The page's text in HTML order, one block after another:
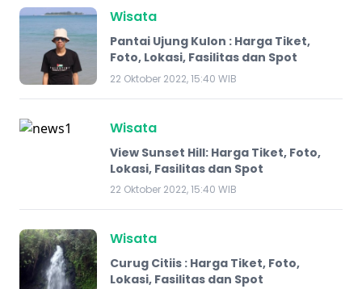
Wisata
Pantai Ujung Kulon : Harga Tiket,
Foto, Lokasi, Fasilitas dan Spot
22 Oktober 2022, 15:40 WIB
Wisata
View Sunset Hill: Harga Tiket, Foto,
Lokasi, Fasilitas dan Spot
22 Oktober 2022, 15:40 WIB
Wisata
Curug Citiis : Harga Tiket, Foto,
Lokasi, Fasilitas dan Spot